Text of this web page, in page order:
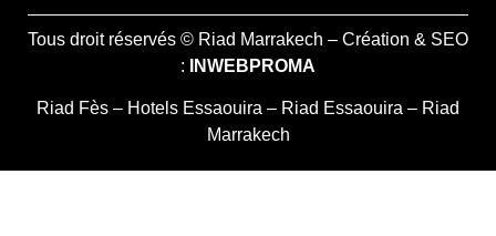
Tous droit réservés © Riad Marrakech – Création & SEO
:
INWEBPROMA
Riad Fès – Hotels Essaouira – Riad Essaouira – Riad
Marrakech